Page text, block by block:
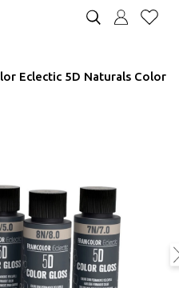
Eclectic 5D Naturals Color